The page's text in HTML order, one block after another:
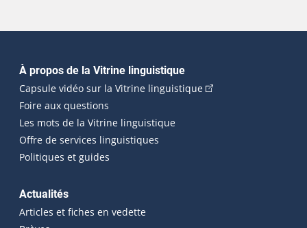
Navigation principale
À propos de la Vitrine linguistique
Capsule vidéo sur la Vitrine linguistique(Cet hyperlien
Foire aux questions
Les mots de la Vitrine linguistique
Offre de services linguistiques
Politiques et guides
Actualités
Articles et fiches en vedette